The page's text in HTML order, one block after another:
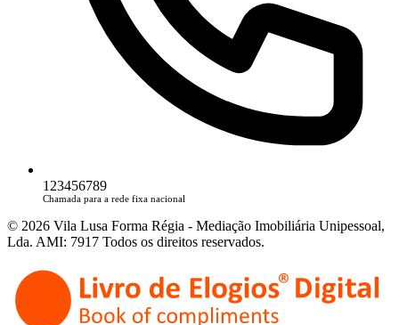
123456789
Chamada para a rede fixa nacional
© 2026 Vila Lusa Forma Régia - Mediação Imobiliária Unipessoal,
Lda. AMI: 7917 Todos os direitos reservados.